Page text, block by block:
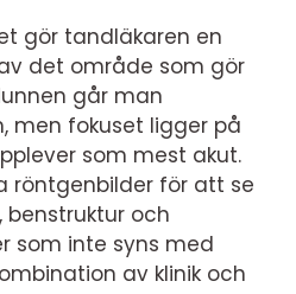
gör tandläkaren en
det område som gör
går man
men fokuset ligger på
som mest akut.
röntgenbilder för att se
benstruktur och
som inte syns med
av klinik och